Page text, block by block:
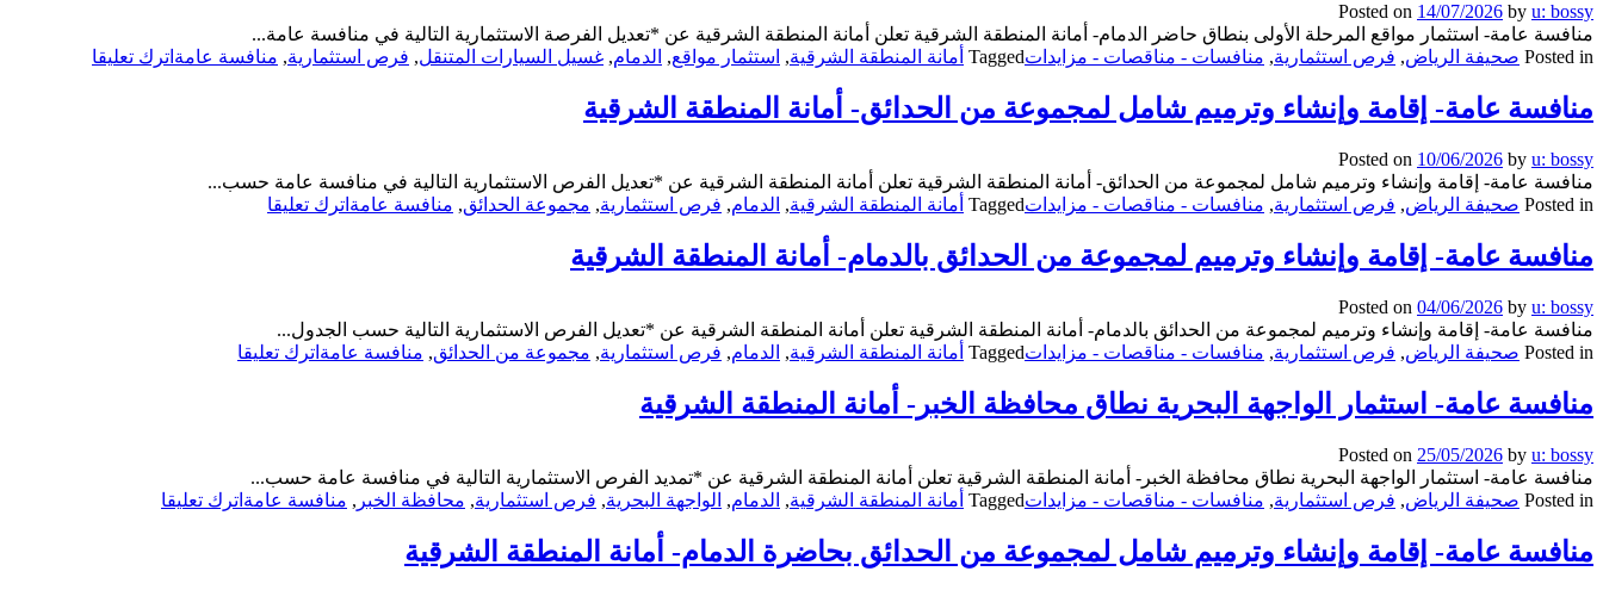
سيار
بمعهد
Posted on 14/07/2026 by u: bossy
منافسة عامة- استثمار مواقع المرحلة الأولى بنطاق حاضر الدمام- أمانة المنطقة الشرقية تعلن أمانة المنطقة الشرقية عن *تعديل الفرصة الاستثمارية التالية في منافسة عامة...
Posted in صحيفة الرياض, فرص استثمارية, منافسات - مناقصات - مزايداتTagged أمانة المنطقة الشرقية, استثمار مواقع, الدمام, غسيل السيارات المتنقل, فرص استثمارية, منافسة عامة اترك تعليقا
منافسة عامة- إقامة وإنشاء وترميم شامل لمجموعة من الحدائق- أمانة المنطقة الشرقية
Posted on 10/06/2026 by u: bossy
منافسة عامة- إقامة وإنشاء وترميم شامل لمجموعة من الحدائق- أمانة المنطقة الشرقية تعلن أمانة المنطقة الشرقية عن *تعديل الفرص الاستثمارية التالية في منافسة عامة حسب...
Posted in صحيفة الرياض, فرص استثمارية, منافسات - مناقصات - مزايداتTagged أمانة المنطقة الشرقية, الدمام, فرص استثمارية, مجموعة الحدائق, منافسة عامة اترك تعليقا
لمجموعة
الشرقية
منافسة عامة- إقامة وإنشاء وترميم لمجموعة من الحدائق بالدمام- أمانة المنطقة الشرقية
Posted on 04/06/2026 by u: bossy
منافسة عامة- إقامة وإنشاء وترميم لمجموعة من الحدائق بالدمام- أمانة المنطقة الشرقية تعلن أمانة المنطقة الشرقية عن *تعديل الفرص الاستثمارية التالية حسب الجدول...
Posted in صحيفة الرياض, فرص استثمارية, منافسات - مناقصات - مزايداتTagged أمانة المنطقة الشرقية, الدمام, فرص استثمارية, مجموعة من الحدائق, منافسة عامة اترك تعليقا
من
منافسة عامة- استثمار الواجهة البحرية نطاق محافظة الخبر- أمانة المنطقة الشرقية
Posted on 25/05/2026 by u: bossy
منافسة عامة- استثمار الواجهة البحرية نطاق محافظة الخبر- أمانة المنطقة الشرقية تعلن أمانة المنطقة الشرقية عن *تمديد الفرص الاستثمارية التالية في منافسة عامة حسب...
Posted in صحيفة الرياض, فرص استثمارية, منافسات - مناقصات - مزايداتTagged أمانة المنطقة الشرقية, الدمام, الواجهة البحرية, فرص استثمارية, محافظة الخبر , منافسة عامة اترك تعليقا
منافسة عامة- إقامة وإنشاء وترميم شامل لمجموعة من الحدائق بحاضرة الدمام- أمانة المنطقة الشرقية